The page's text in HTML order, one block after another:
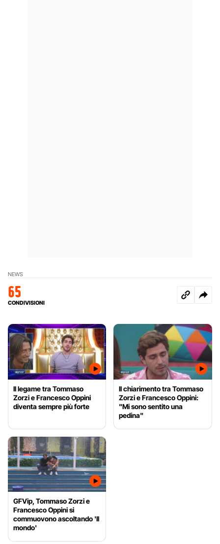
NEWS
65
CONDIVISIONI
Il legame tra Tommaso
Zorzi e Francesco Oppini
diventa sempre più forte
Il chiarimento tra Tommaso
Zorzi e Francesco Oppini:
"Mi sono sentito una
pedina"
GFVip, Tommaso Zorzi e
Francesco Oppini si
commuovono ascoltando 'Il
mondo'